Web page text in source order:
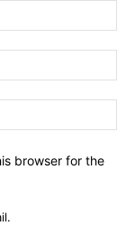
browser for the